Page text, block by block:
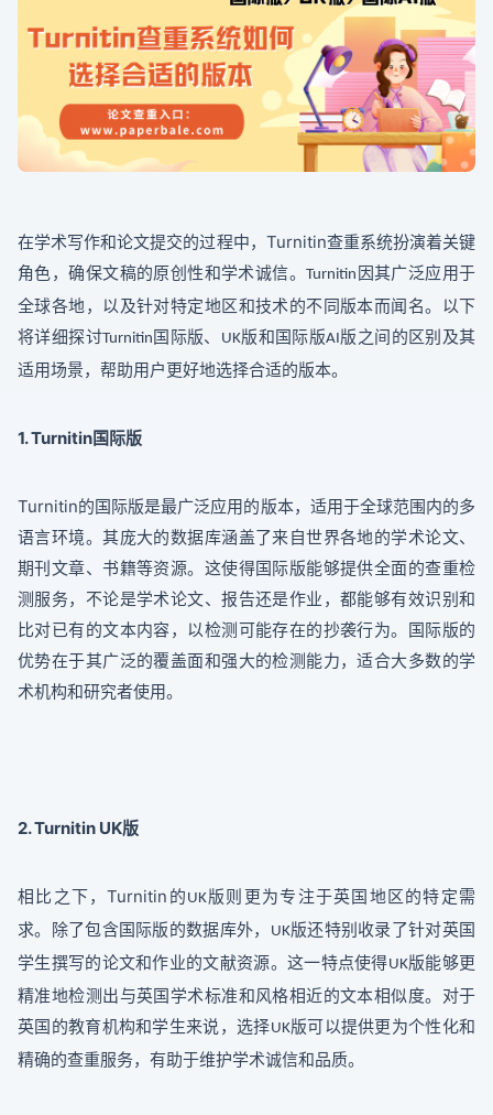
在学术写作和论文提交的过程中， Turnitin查重系统扮演着关键
角色，确保文稿的原创性和学术诚信。Turnitin 因其广泛应用于
全球各地，以及针对特定地区和技术的不同版本而闻名。以下
将详细探讨Turnitin 国际版、 UK版和国际版AI版之间的区别及其
适用场景，帮助用户更好地选择合适的版本。
1. Turnitin国际版
Turnitin的国际版是最广泛应用的版本，适用于全球范围内的多
语言环境。其庞大的数据库涵盖了来自世界各地的学术论文、
期刊文章、书籍等资源。这使得国际版能够提供全面的查重检
测服务，不论是学术论文、报告还是作业，都能够有效识别和
比对已有的文本内容，以检测可能存在的抄袭行为。国际版的
优势在于其广泛的覆盖面和强大的检测能力，适合大多数的学
术机构和研究者使用。
2. Turnitin UK版
相比之下，Turnitin 的 UK版则更为专注于英国地区的特定需
求。除了包含国际版的数据库外，
UK版还特别收录了针对英国
学生撰写的论文和作业的文献资源。这一特点使得UK版能够更
精准地检测出与英国学术标准和风格相近的文本相似度。对于
英国的教育机构和学生来说，选择UK版可以提供更为个性化和
精确的查重服务，有助于维护学术诚信和品质。